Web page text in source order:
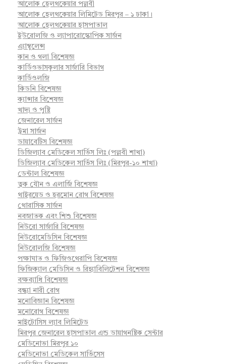
আলোক হেলথকেয়ার পল্লবী
আলোক হেলথকেয়ার লিমিটেড মিরপুর – ১ ঢাকা।
আলোক হেলথকেয়ার হাসপাতাল
ইউরোলজি ও ল্যাপারোস্কোপিক সার্জন
এ্যাম্বুলেন্স
কান ও গলা বিশেষজ্ঞ
কার্ডিওভাসকুলার সার্জারি বিভাগ
কার্ডিওলজি
কিডনি বিশেষজ্ঞ
ক্যান্সার বিশেষজ্ঞ
খাদ্য ও পুষ্টি
জেনারেল সার্জন
ট্রমা সার্জন
ডায়াবেটিস বিশেষজ্ঞ
ডিজিল্যাব মেডিকেল সার্ভিস লিঃ (পল্লবী শাখা)
ডিজিল্যাব মেডিকেল সার্ভিস লিঃ (মিরপুর-১০ শাখা)
ডেন্টাল বিশেষজ্ঞ
ত্বক যৌন ও এলার্জি বিশেষজ্ঞ
থাইরয়েড ও হরমোন রোগ বিশেষজ্ঞ
থোরাসিক সার্জন
নবজাতক এবং শিশু বিশেষজ্ঞ
নিউরো সার্জারি বিশেষজ্ঞ
নিউরোমেডিসিন বিশেষজ্ঞ
নিউরোলজি বিশেষজ্ঞ
পক্ষাঘাত ও ফিজিওথেরাপি বিশেষজ্ঞ
ফিজিক্যাল মেডিসিন ও রিহ্যাবিলিটেশন বিশেষজ্ঞ
বক্ষব্যাধি বিশেষজ্ঞ
বন্ধ্যা নারী রোগ
মনোবিজ্ঞান বিশেষজ্ঞ
মনোরোগ বিশেষজ্ঞ
মাইটোসিস ল্যাব লিমিটেড
মিরপুর জেনারেল হাসপাতাল এন্ড ডায়াগনষ্টিক সেন্টার
মেডিনোভা মিরপুর ১০
মেডিনোভা মেডিকেল সার্ভিসেস